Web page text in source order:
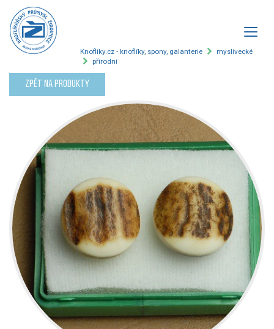
Knofliky.cz - knoflíky, spony, galanterie
myslivecké
přírodní
Zpět na produkty